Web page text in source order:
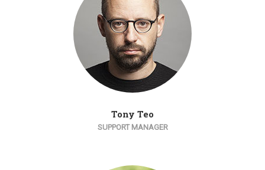
Tony Teo
SUPPORT MANAGER